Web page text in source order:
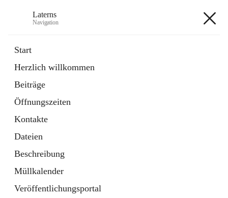
Laterns
Navigation
Start
Herzlich willkommen
Beiträge
Öffnungszeiten
Kontakte
Dateien
Beschreibung
Müllkalender
Veröffentlichungsportal
11 Schnellzugriffe
Soziales
1 Schnellzugriff